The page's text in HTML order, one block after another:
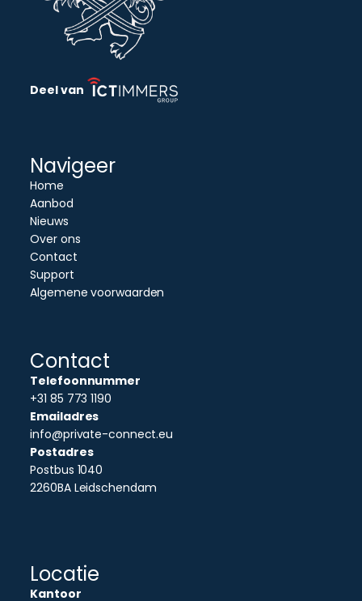
Deel van
Navigeer
Home
Aanbod
Nieuws
Over ons
Contact
Support
Algemene voorwaarden
Contact
Telefoonnummer
+31 85 773 1190
Emailadres
info@private-connect.eu
Postadres
Postbus 1040
2260BA Leidschendam
Locatie
Kantoor